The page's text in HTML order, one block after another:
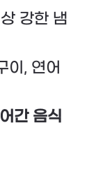
강한 냄
이, 연어
간 음식